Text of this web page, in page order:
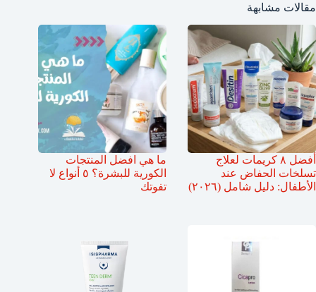
مقالات مشابهة
أفضل ٨ كريمات لعلاج
تسلخات الحفاض عند
الأطفال: دليل شامل (٢٠٢٦)
ما هي افضل المنتجات
الكورية للبشرة؟ ٥ أنواع لا
تفوتك